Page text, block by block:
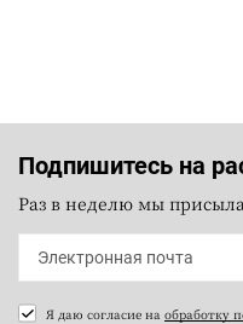
Подпишитесь на
Раз в неделю мы
Я даю согласие на обработку